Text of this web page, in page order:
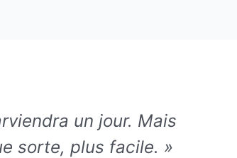
un jour. Mais
sorte, plus facile. »